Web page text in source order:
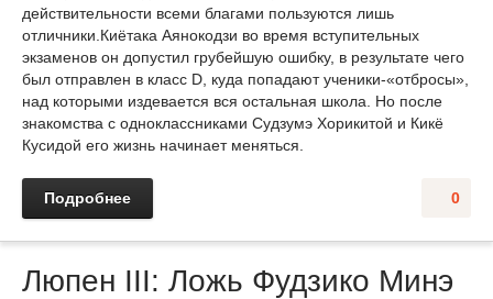
действительности всеми благами пользуются лишь
отличники.Киётака Аянокодзи во время вступительных
экзаменов он допустил грубейшую ошибку, в результате чего
был отправлен в класс D, куда попадают ученики-«отбросы»,
над которыми издевается вся остальная школа. Но после
знакомства с одноклассниками Судзумэ Хорикитой и Кикё
Кусидой его жизнь начинает меняться.
0
Подробнее
Люпен III: Ложь Фудзико Минэ